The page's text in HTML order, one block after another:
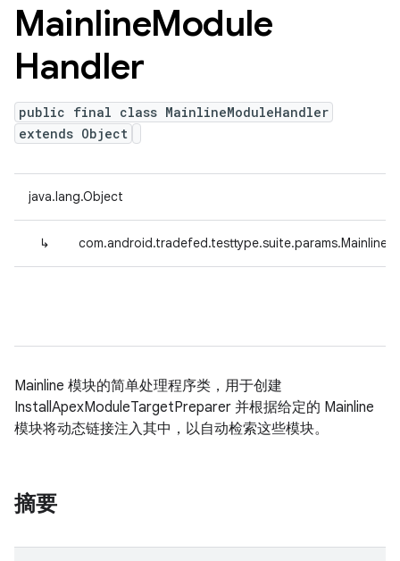
MainlineModule
Handler
public final class MainlineModuleHandler
extends Object
java.lang.Object
↳
Mainline 模块的简单处理程序类，用于创建
InstallApexModuleTargetPreparer 并根据给定的 Mainline
模块将动态链接注入其中，以自动检索这些模块。
摘要